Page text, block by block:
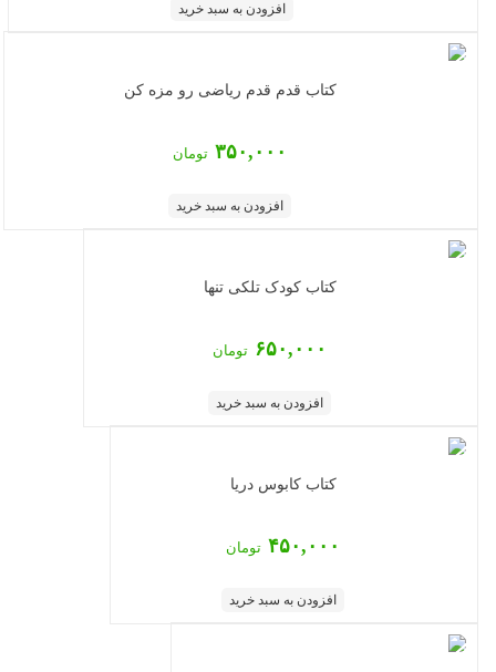
افزودن به سبد خرید
کتاب قدم قدم ریاضی رو مزه کن
۳۵۰,۰۰۰ تومان
افزودن به سبد خرید
کتاب کودک تلکی تنها
۶۵۰,۰۰۰ تومان
افزودن به سبد خرید
کتاب کابوس دریا
۴۵۰,۰۰۰ تومان
افزودن به سبد خرید